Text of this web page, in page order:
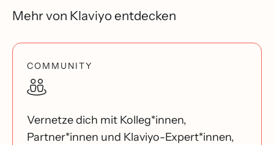
Mehr von Klaviyo entdecken
COMMUNITY
Vernetze dich mit Kolleg*innen,
Partner*innen und Klaviyo-Expert*innen,